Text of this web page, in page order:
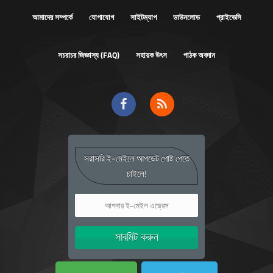
আমাদের সম্পর্কে যোগাযোগ সাইটম্যাপ ডাউনলোড প্রাইভেসি
সচরাচর জিজ্ঞাস্য (FAQ) সহায়ক উৎস পাঠক অবদান
সরাসরি ই-মেইলে আপডেট পোষ্ট পেতে
চাইলে!